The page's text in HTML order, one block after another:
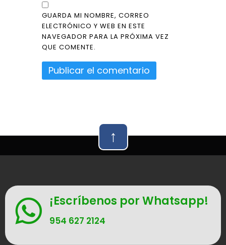
GUARDA MI NOMBRE, CORREO
ELECTRÓNICO Y WEB EN ESTE
NAVEGADOR PARA LA PRÓXIMA VEZ
QUE COMENTE.
↑
¡Escríbenos por Whatsapp!
954 627 2124